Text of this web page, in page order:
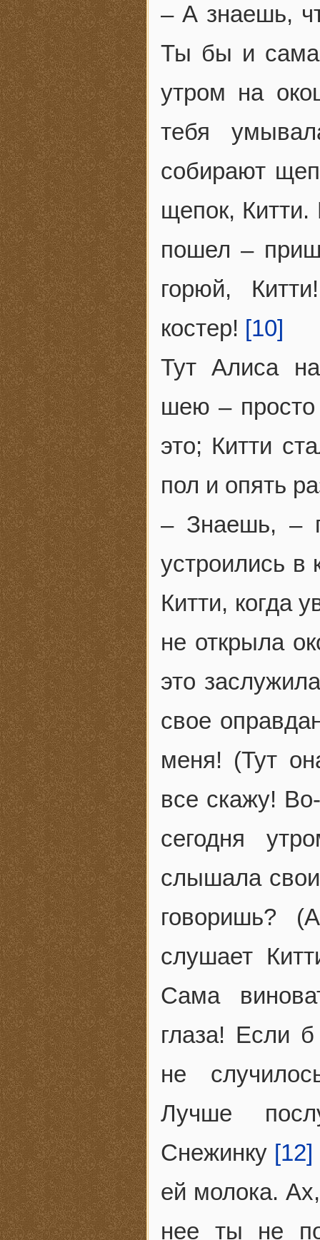
– А знаешь,
Ты бы и сама
утром на
тебя
собирают
щепок,
пошел –
горюй,
костер! [10]
Тут Алиса
шею – просто
это; Китти
пол и опять
– Знаешь, –
устроились в
Китти, когда
не открыла
это
свое
меня! (Тут
все скажу!
сегодня
слышала
говоришь?
слушает
Сама
глаза! Если
не
Лучше
Снежинку [12]
ей молока.
нее ты не